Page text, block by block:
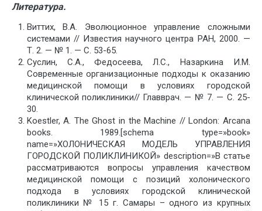
Литература.
Виттих, В.А. Эволюционное управление сложными
системами // Известия научного центра РАН, 2000. —
Т. 2. — № 1. — С. 53-65.
Суслин, С.А., Федосеева, Л.С., Назаркина И.М.
Современные организационные подходы к оказанию
медицинской помощи в условиях городской
клинической поликлиники// Главврач. — № 7. — С. 25-
30.
Koestler, A. The Ghost in the Machine // London: Arcana
books. 1989.[schema type=»book»
name=»ХОЛОНИЧЕСКАЯ МОДЕЛЬ УПРАВЛЕНИЯ
ГОРОДСКОЙ ПОЛИКЛИНИКОЙ» description=»В статье
рассматриваются вопросы управления качеством
медицинской помощи с позиций холонического
подхода в условиях городской клинической
поликлиники № 15 г. Самары – одного из крупных